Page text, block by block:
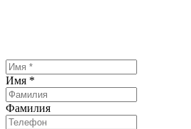
Имя *
Фамилия